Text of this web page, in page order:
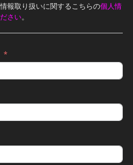
報取り扱いに関するこちらの個人情
さい。